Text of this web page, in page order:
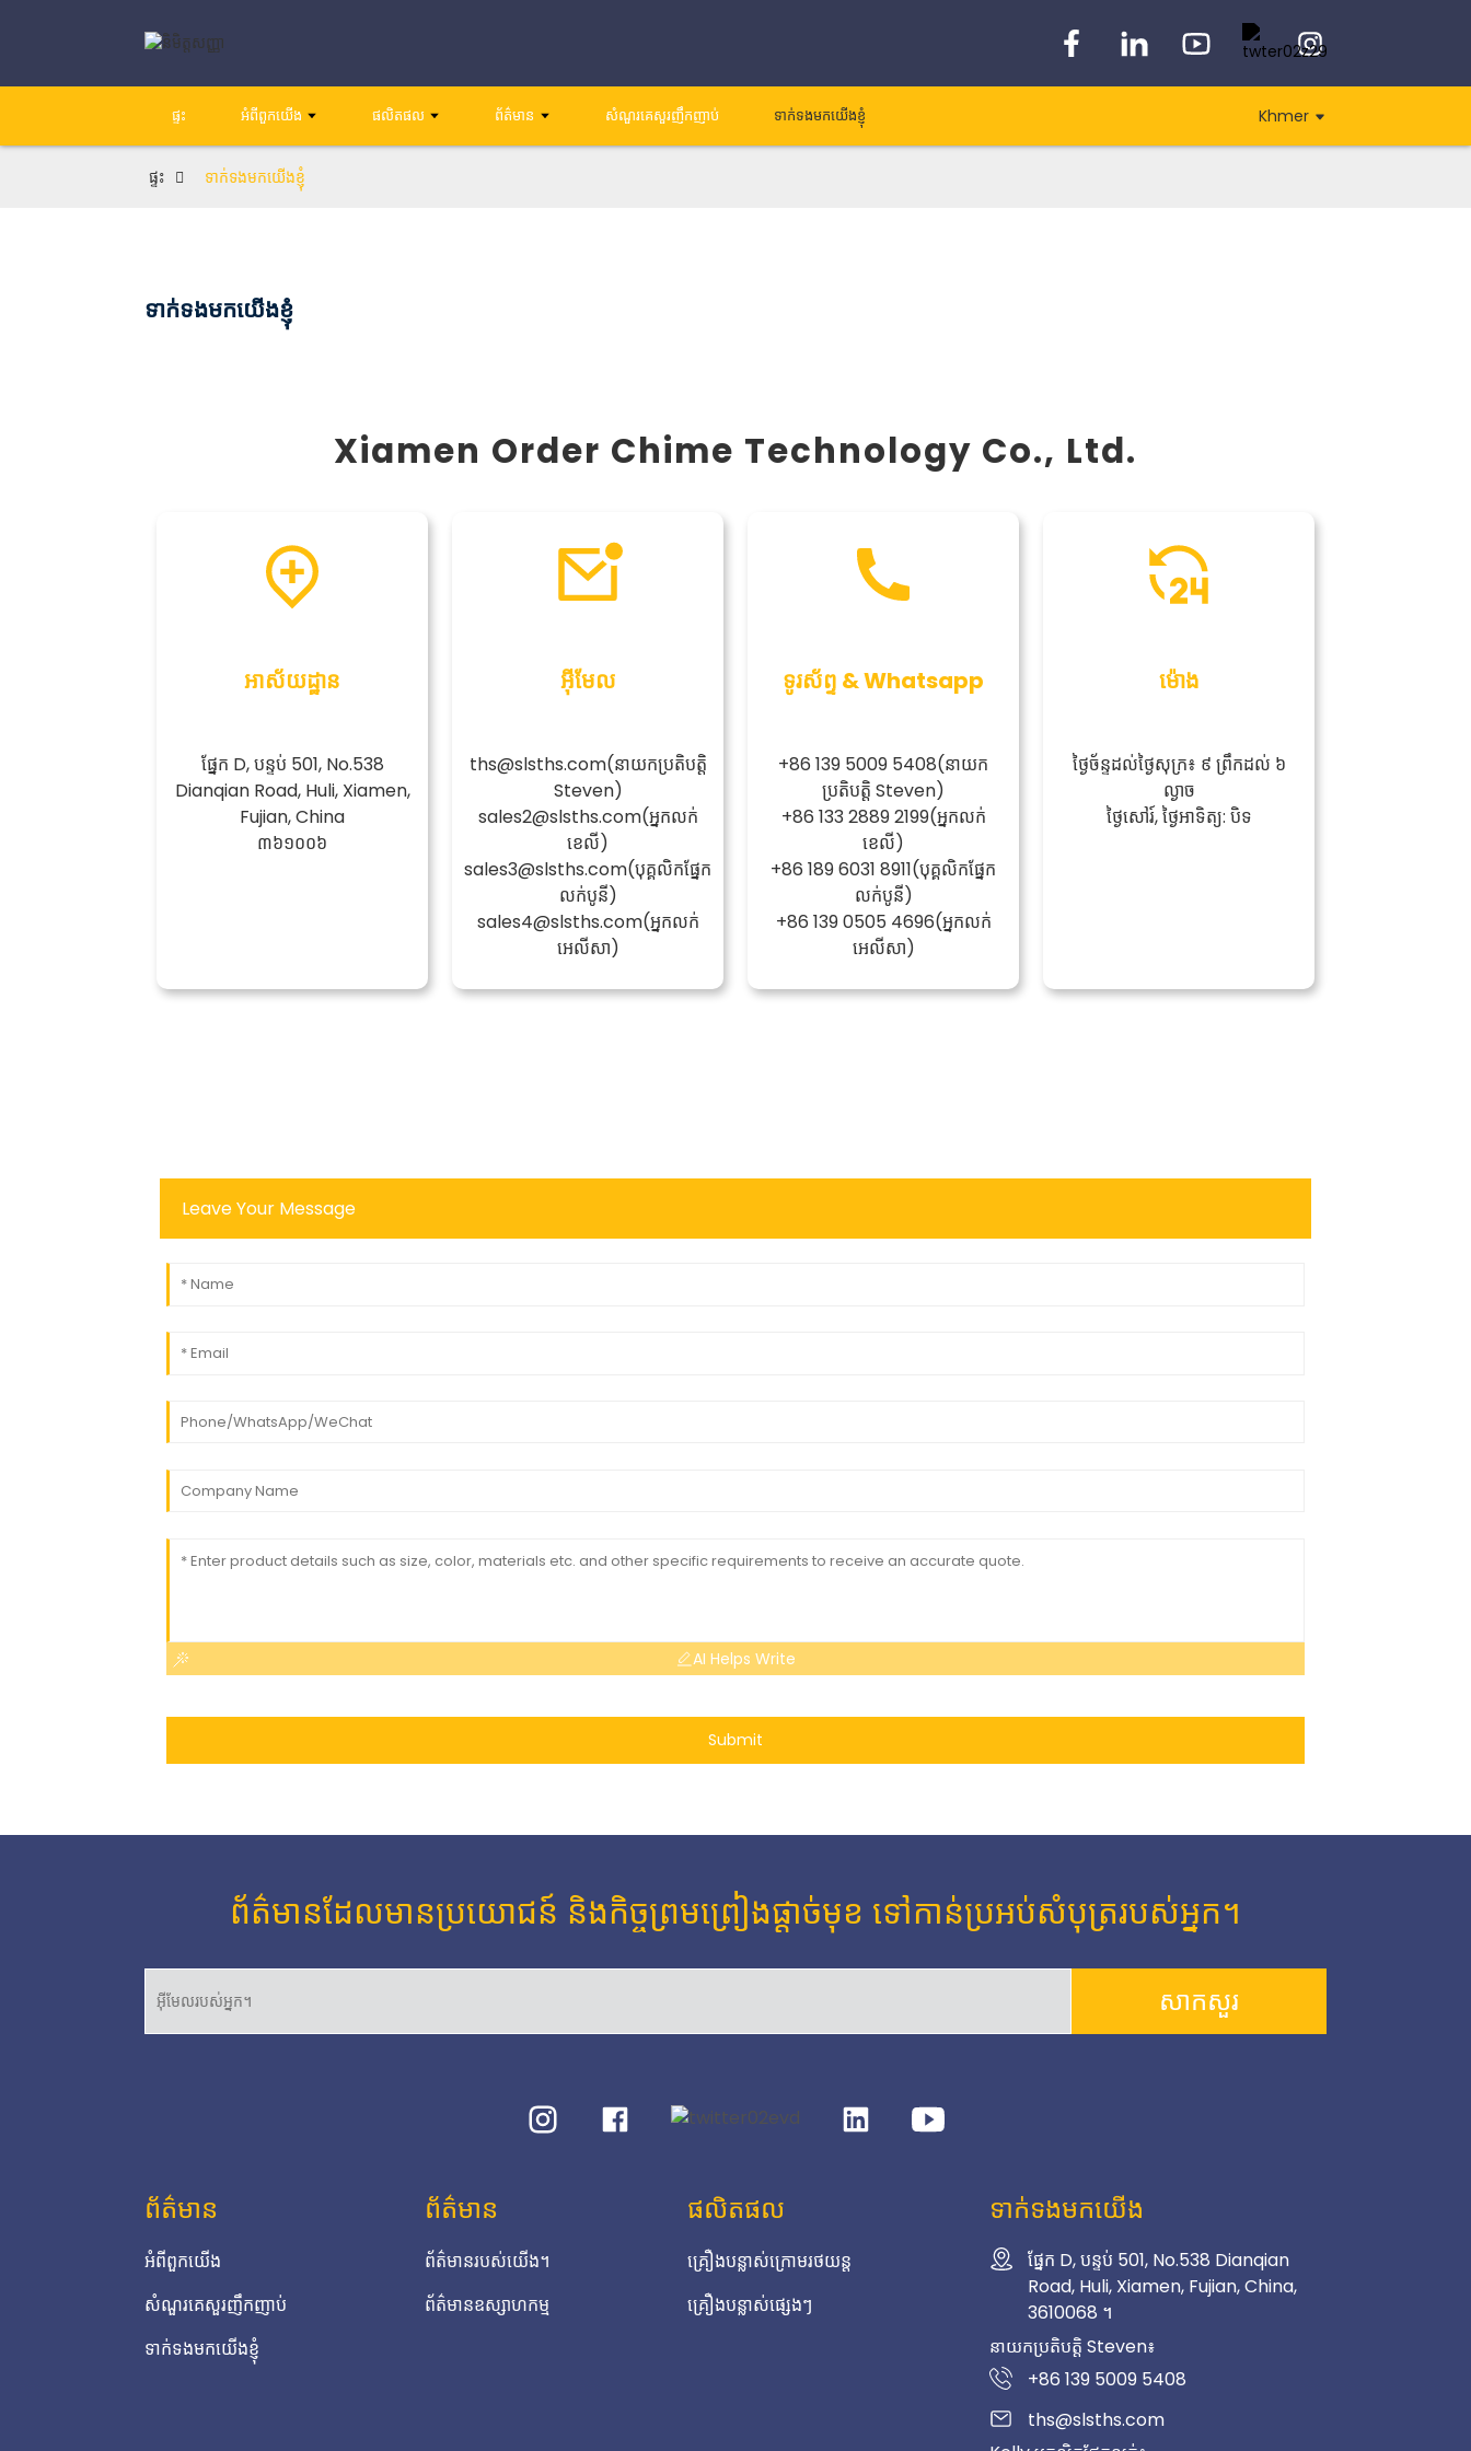
ផ្ទះ អំពីពួកយើង ផលិតផល ព័ត៌មាន សំណួរគេសួរញឹកញាប់ ទាក់ទងមកយើងខ្ញុំ Khmer
ផ្ទះ ទាក់ទងមកយើងខ្ញុំ
ទាក់ទងមកយើងខ្ញុំ
Xiamen Order Chime Technology Co., Ltd.
អាស័យដ្ឋាន
ផ្នែក D, បន្ទប់ 501, No.538
Dianqian Road, Huli, Xiamen,
Fujian, China
៣៦១០០៦
អ៊ីមែល
ths@slsths.com(នាយកប្រតិបត្តិ
Steven)
sales2@slsths.com(អ្នកលក់
ខេលី)
sales3@slsths.com(បុគ្គលិកផ្នែក
លក់បូនី)
sales4@slsths.com(អ្នកលក់
អេលីសា)
ទូរស័ព្ទ & Whatsapp
+86 139 5009 5408(នាយក
ប្រតិបត្តិ Steven)
+86 133 2889 2199(អ្នកលក់
ខេលី)
+86 189 6031 8911(បុគ្គលិកផ្នែក
លក់បូនី)
+86 139 0505 4696(អ្នកលក់
អេលីសា)
ម៉ោង
ថ្ងៃច័ន្ទដល់ថ្ងៃសុក្រ៖ ៩ ព្រឹកដល់ ៦
ល្ងាច
ថ្ងៃសៅរ៍, ថ្ងៃអាទិត្យ: បិទ
Leave Your Message
AI Helps Write
Submit
ព័ត៌មានដែលមានប្រយោជន៍ និងកិច្ចព្រមព្រៀងផ្តាច់មុខ ទៅកាន់ប្រអប់សំបុត្ររបស់អ្នក។
សាកសួរ
ព័ត៌មាន
អំពីពួកយើង
សំណួរគេសួរញឹកញាប់
ទាក់ទងមកយើងខ្ញុំ
ព័ត៌មាន
ព័ត៌មានរបស់យើង។
ព័ត៌មានឧស្សាហកម្ម
ផលិតផល
គ្រឿងបន្លាស់ក្រោមរថយន្ត
គ្រឿងបន្លាស់ផ្សេងៗ
ទាក់ទងមកយើង
ផ្នែក D, បន្ទប់ 501, No.538 Dianqian
Road, Huli, Xiamen, Fujian, China,
3610068 ។
នាយកប្រតិបត្តិ Steven៖
+86 139 5009 5408
ths@slsths.com